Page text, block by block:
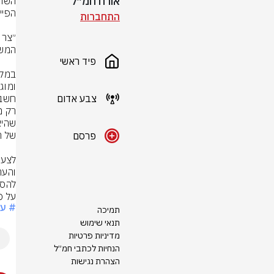
התחברות
פיד ראשי
צבע אדום
פרסם
תמיכה
תנאי שימוש
מדיניות פרטיות
הנחיות לכתבי חמ״ל
הצהרת נגישות
על
#